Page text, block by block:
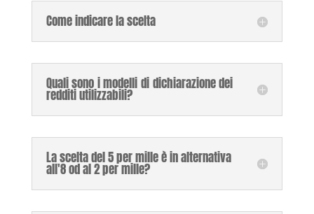
Come indicare la scelta
Quali sono i modelli di dichiarazione dei
redditi utilizzabili?
La scelta del 5 per mille è in alternativa
all'8 od al 2 per mille?